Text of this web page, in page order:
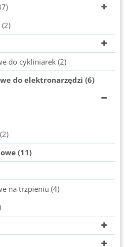
do cykliniarek (2)
do elektronarzędzi (6)
(11)
na trzpieniu (4)